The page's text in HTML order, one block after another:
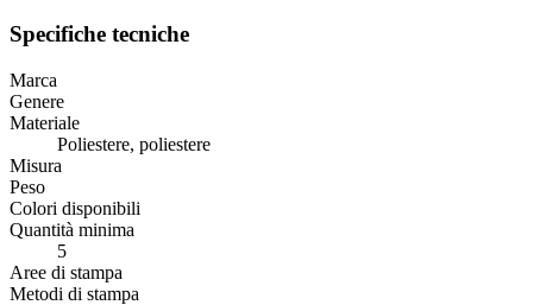
Specifiche tecniche
Marca
Genere
Materiale
Poliestere, poliestere
Misura
Peso
Colori disponibili
Quantità minima
5
Aree di stampa
Metodi di stampa